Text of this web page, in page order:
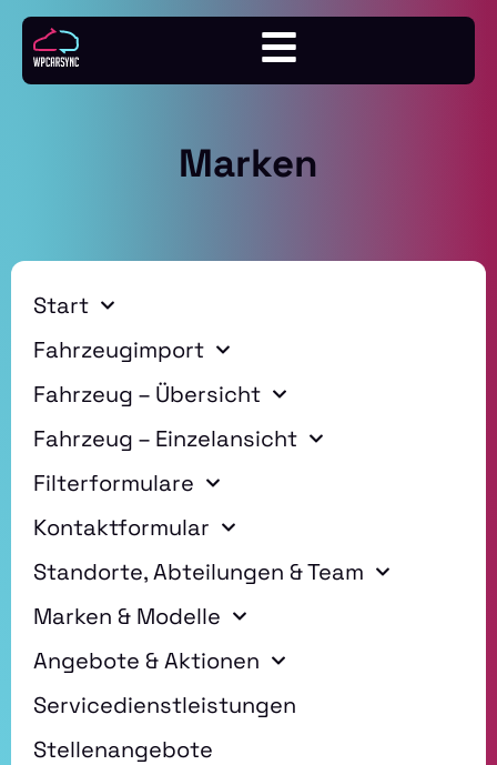
Marken
Start
Fahrzeugimport
Fahrzeug – Übersicht
Fahrzeug – Einzelansicht
Filterformulare
Kontaktformular
Standorte, Abteilungen & Team
Marken & Modelle
Angebote & Aktionen
Servicedienstleistungen
Stellenangebote